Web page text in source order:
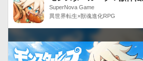
近した際に音と振動での通知はもちろん
類と情報の区分(リアルタイム/マイスポ
れるのでより多くの情報を得ることが
ドライバーの疲れた目にも優しい夜モ
その日の日の出・日没に合わせて徐々
SuperNova Game
異世界転生×獣魂進化RPG